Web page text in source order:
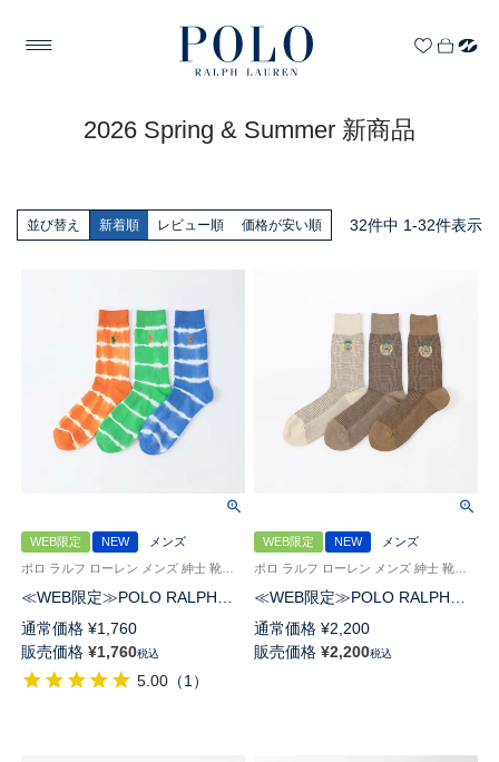
2026 Spring & Summer 新商品
並び替え 新着順 レビュー順 価格が安い順 32件中 1-32件表示
WEB限定 NEW
メンズ
≪WEB限定≫POLO RALPH
LAUREN オーガニックコットン
混 TIE DYE クルー丈 ソックス
メンズ 92012545
通常価格 ¥1,760
販売価格 ¥1,760税込
5.00 （1）
WEB限定 NEW
メンズ
≪WEB限定≫POLO RALPH
LAUREN GLEN PLAID WITH
EMBROIDERY クルー丈 ソック
ス メンズ 92012543
通常価格 ¥2,200
販売価格 ¥2,200税込